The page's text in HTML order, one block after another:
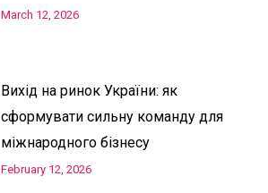
March 12, 2026
Вихід на ринок України: як
сформувати сильну команду для
міжнародного бізнесу
February 12, 2026